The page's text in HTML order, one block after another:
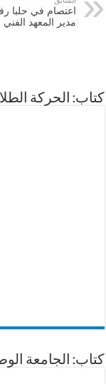
اعتصام في حلبا
مدير المعهد
كتاب: الحركة
كتاب: الجامعة